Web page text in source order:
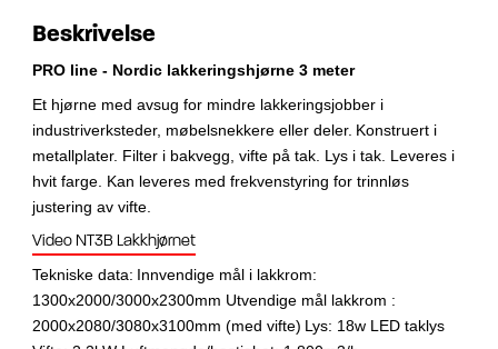
Beskrivelse
PRO line - Nordic lakkeringshjørne 3 meter
Et hjørne med avsug for mindre lakkeringsjobber i
industriverksteder, møbelsnekkere eller deler. Konstruert i
metallplater. Filter i bakvegg, vifte på tak. Lys i tak. Leveres i
hvit farge. Kan leveres med frekvenstyring for trinnløs
justering av vifte.
Video NT3B Lakkhjørnet
Tekniske data: Innvendige mål i lakkrom:
1300x2000/3000x2300mm Utvendige mål lakkrom :
2000x2080/3080x3100mm (med vifte) Lys: 18w LED taklys